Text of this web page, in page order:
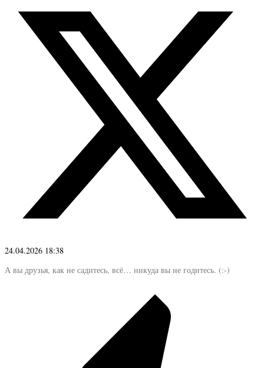
24.04.2026 18:38
А вы друзья, как не садитесь, всё… никуда вы не годитесь. (:-)